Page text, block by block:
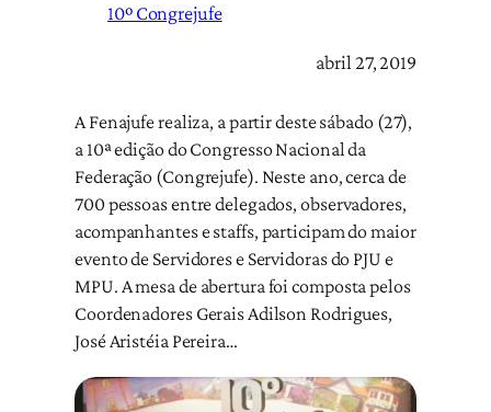
10º Congrejufe
abril 27, 2019
A Fenajufe realiza, a partir deste sábado (27),
a 10ª edição do Congresso Nacional da
Federação (Congrejufe). Neste ano, cerca de
700 pessoas entre delegados, observadores,
acompanhantes e staffs, participam do maior
evento de Servidores e Servidoras do PJU e
MPU. A mesa de abertura foi composta pelos
Coordenadores Gerais Adilson Rodrigues,
José Aristéia Pereira…